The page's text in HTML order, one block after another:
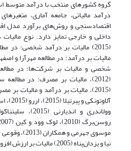
گروه کشورهای منتخب با درآمد متوسط
درآمد مالیاتی، جامعه آماری،
اقتصاد‌سنجی و روش‌های برآورد مدل
داخلی و خارجی تمایز دارد. نوع
شخصی و مالیات بر شرکت‌ها؛ در
(2012)، مالیات بر مصرف؛ در
(2015)، مالیات بر درآمد و مالیات
نیا و یزدان‌پناه (2005) مالیات بر ارزش افزوده است.